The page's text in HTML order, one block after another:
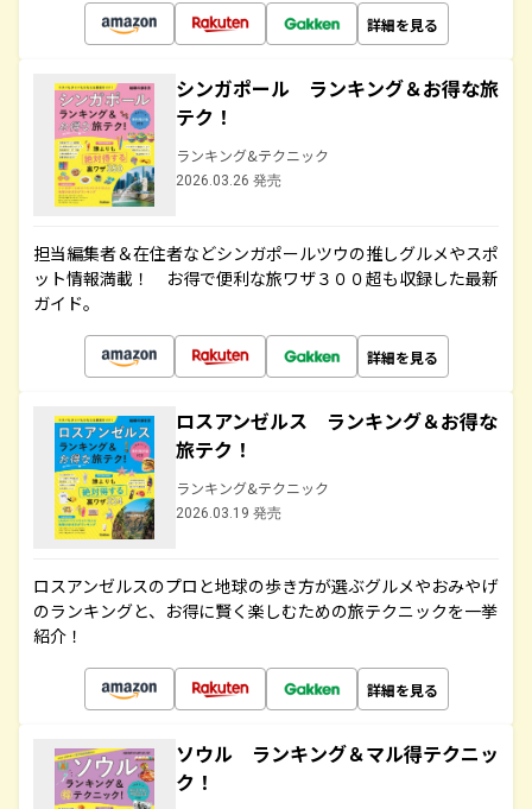
詳細を見る
シンガポール ランキング＆お得な旅
テク！
ランキング&テクニック
2026.03.26 発売
担当編集者＆在住者などシンガポールツウの推しグルメやスポ
ット情報満載！ お得で便利な旅ワザ３００超も収録した最新
ガイド。
詳細を見る
ロスアンゼルス ランキング＆お得な
旅テク！
ランキング&テクニック
2026.03.19 発売
ロスアンゼルスのプロと地球の歩き方が選ぶグルメやおみやげ
のランキングと、お得に賢く楽しむための旅テクニックを一挙
紹介！
詳細を見る
ソウル ランキング＆マル得テクニッ
ク！